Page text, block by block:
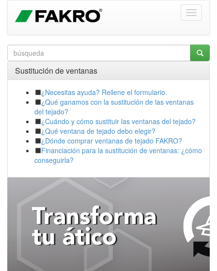
Sustitución de ventanas
¿Necesitas ayuda? Rellene el formulario.
¿Qué ganamos con la sustitución de las ventanas
del tejado?
¿Cuándo y cómo sustituir las ventanas del tejado?
¿Qué ventana de tejado debo elegir?
¿Dónde comprar ventanas de tejado FAKRO?
Financiación para la sustitución de ventanas: ¿cómo
conseguirla?